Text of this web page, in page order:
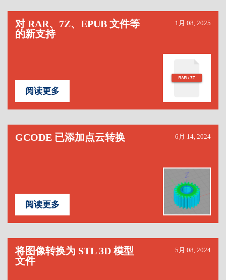
对 RAR、7Z、EPUB 文件等
的新支持
1月 08, 2025
阅读更多
GCODE 已添加点云转换 6月 14, 2024
阅读更多
将图像转换为 STL 3D 模型
文件
5月 08, 2024